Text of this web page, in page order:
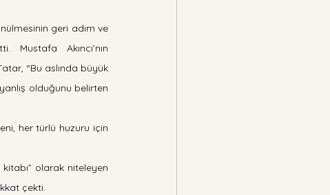
geri adım ve
Mustafa Akıncı’nın
“Bu aslında büyük
olduğunu belirten
her türlü huzuru için
olarak niteleyen
çekti.